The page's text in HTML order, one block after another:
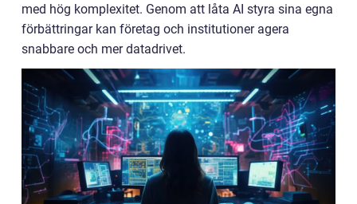
med hög komplexitet. Genom att låta AI styra sina egna
förbättringar kan företag och institutioner agera
snabbare och mer datadrivet.